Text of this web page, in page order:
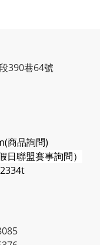
390巷64號
商品詢問)
假日聯盟賽事詢問）